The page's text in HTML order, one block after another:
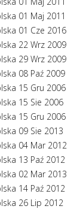
01 Maj 2011
01 Cze 2016
22 Wrz 2009
29 Wrz 2009
08 Paź 2009
15 Gru 2006
15 Sie 2006
15 Gru 2006
09 Sie 2013
04 Mar 2012
13 Paź 2012
02 Mar 2013
14 Paź 2012
26 Lip 2012